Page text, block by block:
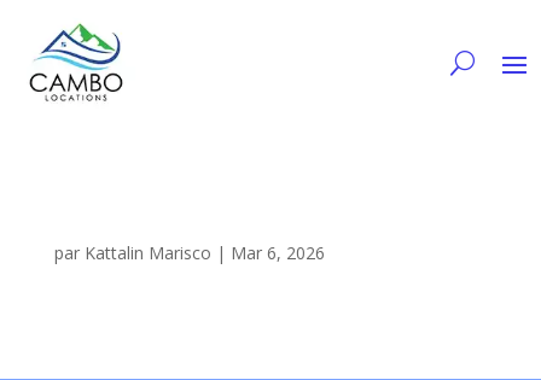
par Kattalin Marisco | Mar 6, 2026